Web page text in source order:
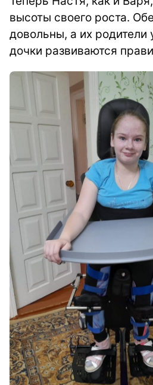
высоты своего роста.
довольны, а их родители
дочки развиваются